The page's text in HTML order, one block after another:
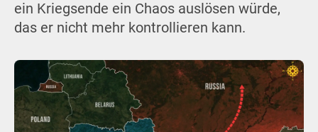
ein Kriegsende ein Chaos auslösen würde,
das er nicht mehr kontrollieren kann.